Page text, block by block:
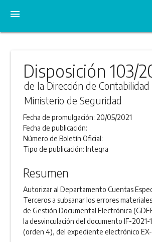
menu
Disposición 103/
de la Dirección de Contabilidad
Ministerio de Seguridad
Fecha de promulgación: 20/05/2021
Fecha de publicación:
Número de Boletín Oficial:
Tipo de publicación:Integra
Resumen
Autorizar al Departamento Cuentas
Terceros a subsanar los errores
de Gestión Documental Electrónica
la desvinculación del documento IF-2021-
(orden 4), del expediente electrónico EX-